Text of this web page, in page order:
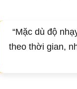
“Mặc dù độ
theo thời gian,